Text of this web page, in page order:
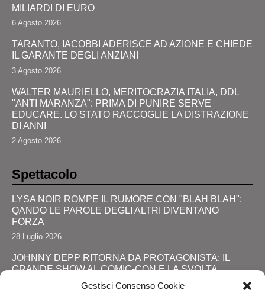
Gestisci Consenso Cookie
MILIARDI DI EURO
6 Agosto 2026
TARANTO, IACOBBI ADERISCE AD AZIONE E CHIEDE
IL GARANTE DEGLI ANZIANI
3 Agosto 2026
WALTER MAURIELLO, MERITOCRAZIA ITALIA, DDL
"ANTI MARANZA": PRIMA DI PUNIRE SERVE
EDUCARE. LO STATO RACCOGLIE LA DISTRAZIONE
DI ANNI
2 Agosto 2026
Spettacolo
LYSA NOIR ROMPE IL RUMORE CON "BLAH BLAH":
QANDO LE PAROLE DEGLI ALTRI DIVENTANO
FORZA
28 Luglio 2026
JOHNNY DEPP RITORNA DA PROTAGONISTA: IL
GRANDE SHOW AL COMIC-CON E LA SVOLTA